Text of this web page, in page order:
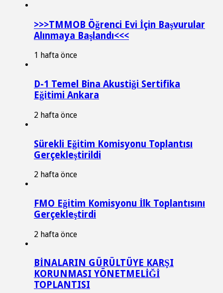
>>>TMMOB Öğrenci Evi İçin Başvurular
Alınmaya Başlandı<<<
1 hafta önce
D-1 Temel Bina Akustiği Sertifika
Eğitimi Ankara
2 hafta önce
Sürekli Eğitim Komisyonu Toplantısı
Gerçekleştirildi
2 hafta önce
FMO Eğitim Komisyonu İlk Toplantısını
Gerçekleştirdi
2 hafta önce
BİNALARIN GÜRÜLTÜYE KARŞI
KORUNMASI YÖNETMELİĞİ
TOPLANTISI